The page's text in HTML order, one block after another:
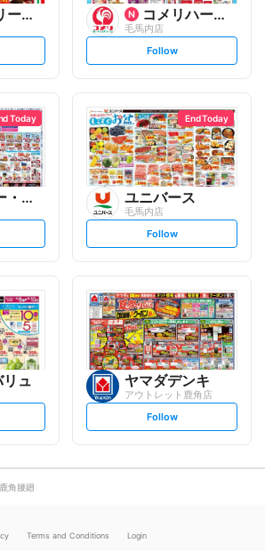
ート コメリハード&グリーン
毛馬内店
s
l
o
w
Follow
Today
グ
End Today
ユニバース
毛馬内店
s
l
o
w
Follow
ュ ヤマダデンキ
アウトレット鹿角店
s
l
Follow
鹿角腰廻
Terms and Conditions Login